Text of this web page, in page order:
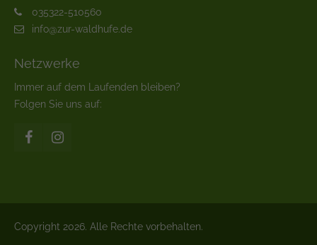
035322-510560
info@zur-waldhufe.de
Netzwerke
Immer auf dem Laufenden bleiben?
Folgen Sie uns auf:
Copyright 2026. Alle Rechte vorbehalten.